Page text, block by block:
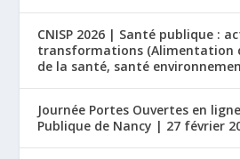
CNISP 2026 | Santé publique :
transformations (Alimentation
de la santé, santé
Journée Portes Ouvertes en
Publique de Nancy | 27 février